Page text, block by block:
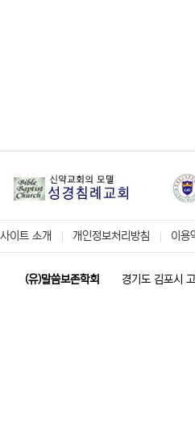
사이트 소개 개인정보처리방침 이용
(유)말씀보존학회 경기도 김포시